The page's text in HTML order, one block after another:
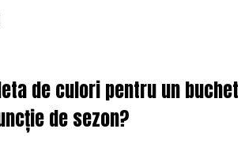
de culori pentru un buchet
de sezon?